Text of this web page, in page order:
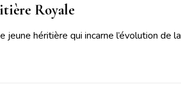
Royale
héritière qui incarne l’évolution de la